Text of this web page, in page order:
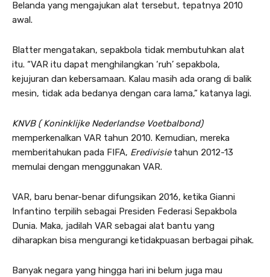
Belanda yang mengajukan alat tersebut, tepatnya 2010
awal.
Blatter mengatakan, sepakbola tidak membutuhkan alat
itu. “VAR itu dapat menghilangkan ‘ruh’ sepakbola,
kejujuran dan kebersamaan. Kalau masih ada orang di balik
mesin, tidak ada bedanya dengan cara lama,” katanya lagi.
KNVB ( Koninklijke Nederlandse Voetbalbond)
memperkenalkan VAR tahun 2010. Kemudian, mereka
memberitahukan pada FIFA, Eredivisietahun 2012-13
memulai dengan menggunakan VAR.
VAR, baru benar-benar difungsikan 2016, ketika Gianni
Infantino terpilih sebagai Presiden Federasi Sepakbola
Dunia. Maka, jadilah VAR sebagai alat bantu yang
diharapkan bisa mengurangi ketidakpuasan berbagai pihak.
Banyak negara yang hingga hari ini belum juga mau